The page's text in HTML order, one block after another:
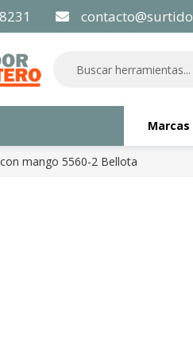
Marcas
mango 5560-2 Bellota